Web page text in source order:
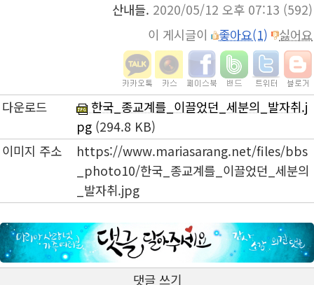
산내들. 2020/05/12 오후 07:13 (592)
이 게시글이
좋아요(1) 싫어요
다운로드
한국_종교계를_이끌었던_세분의_발자취.j
pg (294.8 KB)
이미지 주소
https://www.mariasarang.net/files/bbs
_photo10/한국_종교계를_이끌었던_세분의
_발자취.jpg
댓글 쓰기